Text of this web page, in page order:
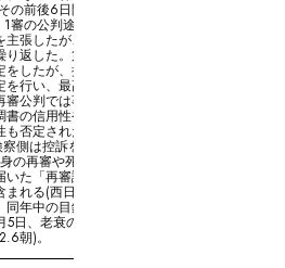
の前後6日間の取り調べ中、舎房で寝れた
審の公判途中から事件当日は他の場所に宿
張したが、有罪となり、最高裁で死刑が
返した。第6次再審請求において、熊本
したが、抗告審福岡高裁がそれを取り消
行い、最高裁が検察側特別抗告を棄却し
公判では事件当日のアリバイが認めら
の信用性や検察側新証人の証言の信用
否定された。免田氏は即日釈放された。
側は控訴を断念、無罪が確定した(読
の再審や死刑に関する資料を熊本大文書館
た「再審請求中により死刑の執行はされ
れる(西日本19.3.13朝)。同年9月に一部
年中の目録完成を目指すという(西日本
日、老衰のため入所していた高齢者施設で
朝)。